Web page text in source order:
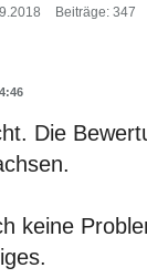
Beiträge: 347
Die
keine